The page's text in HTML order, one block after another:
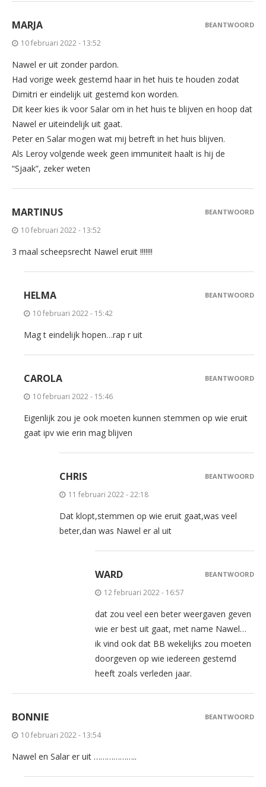
MARJA
10 februari 2022 - 13:52
Nawel er uit zonder pardon.
Had vorige week gestemd haar in het huis te houden zodat
Dimitri er eindelijk uit gestemd kon worden.
Dit keer kies ik voor Salar om in het huis te blijven en hoop dat
Nawel er uiteindelijk uit gaat.
Peter en Salar mogen wat mij betreft in het huis blijven.
Als Leroy volgende week geen immuniteit haalt is hij de
“Sjaak”, zeker weten
BEANTWOORD
MARTINUS
10 februari 2022 - 13:52
3 maal scheepsrecht Nawel eruit !!!!!!!
BEANTWOORD
HELMA
10 februari 2022 - 15:42
Mag t eindelijk hopen…rap r uit
BEANTWOORD
CAROLA
10 februari 2022 - 15:46
Eigenlijk zou je ook moeten kunnen stemmen op wie eruit
gaat ipv wie erin mag blijven
BEANTWOORD
CHRIS
11 februari 2022 - 22:18
Dat klopt,stemmen op wie eruit gaat,was veel
beter,dan was Nawel er al uit
BEANTWOORD
WARD
12 februari 2022 - 16:57
dat zou veel een beter weergaven geven
wie er best uit gaat, met name Nawel…
ik vind ook dat BB wekelijks zou moeten
doorgeven op wie iedereen gestemd
heeft zoals verleden jaar.
BEANTWOORD
BONNIE
10 februari 2022 - 13:54
Nawel en Salar er uit ………………..
BEANTWOORD